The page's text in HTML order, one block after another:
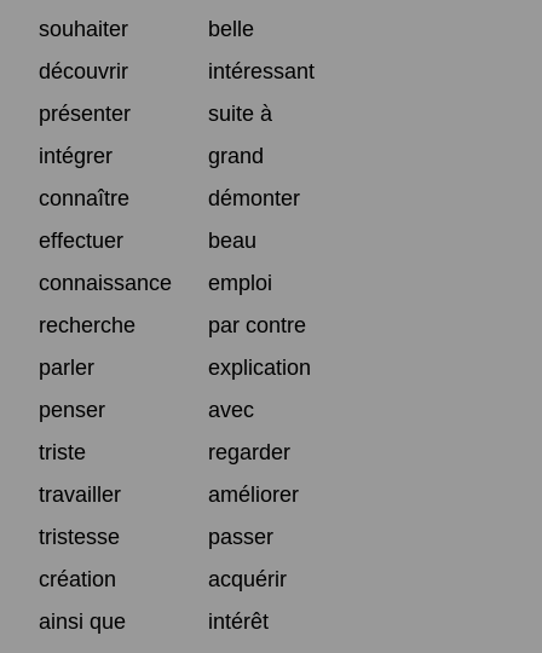
souhaiter
belle
découvrir
intéressant
présenter
suite à
intégrer
grand
connaître
démonter
effectuer
beau
connaissance
emploi
recherche
par contre
parler
explication
penser
avec
triste
regarder
travailler
améliorer
tristesse
passer
création
acquérir
ainsi que
intérêt